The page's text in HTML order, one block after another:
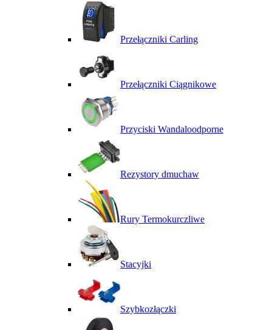
Przełączniki Carling
Przełączniki Ciągnikowe
Przyciski Wandaloodporne
Rezystory dmuchaw
Rury Termokurczliwe
Stacyjki
Szybkozłączki